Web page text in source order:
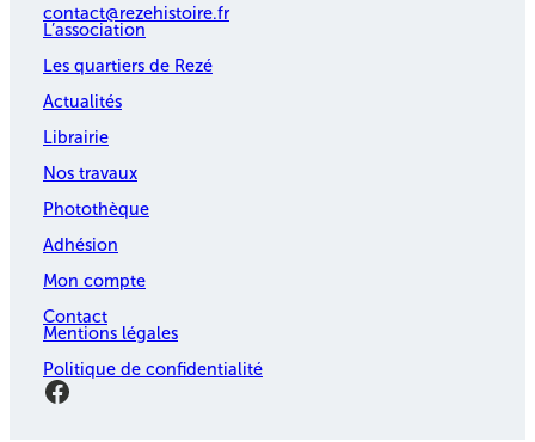
contact@rezehistoire.fr
L’association
Les quartiers de Rezé
Actualités
Librairie
Nos travaux
Photothèque
Adhésion
Mon compte
Contact
Mentions légales
Politique de confidentialité
Facebook